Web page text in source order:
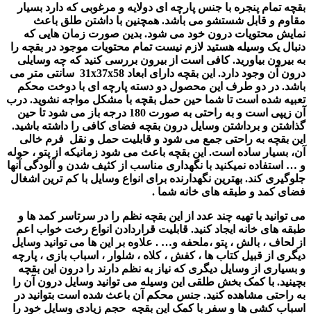
بقچه تمام پنجره با جنس پارچه ای دولایه و مرغوبی که دارد بسیار
مقاوم و قابل شستشو می باشد. همچنین با داشتن طلق باعث
نمایش محتویات درون خود می شود. بدین صورت زمان هایی که
دنبال یک وسیله هستید لازم نیست تمام محتویات موجود در بقچه را
به بیرون بیاورید. کافی است از بیرون بررسی کنید که چه وسایلی
درون آن وجود دارد. این بقچه دارای ابعاد 31x37x58 سانتی متر می
باشد. در دو طرف این محصول دو دسته پارچه ای با دوخت محکم
تعبیه شده است تا شما حین حمل بقچه با مشکل مواجه نشوید. درب
آن زیپی است و به راحتی به صورت 180 درجه باز می شود تا حین
گذاشتن و برداشتن وسایل درون بقچه فضای کافی را داشته باشید.
این بقچه به راحتی جمع می شود و قابلیت حمل و نقل فرم خالی
آن، بسیار ساده است. این بقچه باعث می شود زمانیکه از پتو ، حوله
و … استفاده نمیکنید با نگهداری مناسب از کثیف شدن و آلودگی آنها
جلوگیری کند. بهترین نگهدارنده برای انواع وسایل با کم ترین اشغال
فضای کمد و طبقه های خانه شما .
می توانید با تهیه چند عدد از این بقچه نظم را در سرتاسر کمد ها و
طبقه های خانه ایجاد کنید. قابلیت قراردادن انواع رخت خواب اعم
از لحاف ، بالش ، پتو ،ملحفه و… . علاوه بر این ها می توانید وسایل
دیگری از قبیل کتاب ها ، کفش ، کلاه ، شلوار ، اسباب بازی ، پارچه
و بسیاری از وسایل دیگری که نیاز به نظم دارند را درون این بقچه
بچینید. با کمک بخش طلقی این وسیله می توانید وسایل درون آن را
به راحتی مشاهده کنید. جنس محکم آن باعث شده است بتوانید در
اسباب کشی ها و سفر با کمک این بقچه حجم زیادی وسایل خود را